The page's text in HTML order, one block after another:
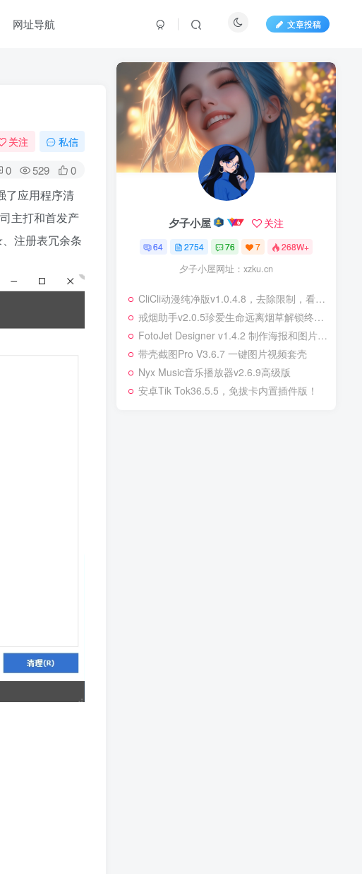
网址导航 文章投稿
关注 私信
0 529 0
了应用程序清
主打和首发产
注册表冗余条
夕子小屋 关注
64 2754 76 7 268W+
夕子小屋网址：xzku.cn
CliCli动漫纯净版v1.0.4.8，去除限制，看漫完全免费
戒烟助手v2.0.5珍爱生命远离烟草解锁终身会员
FotoJet Designer v1.4.2 制作海报和图片多语便携版
带壳截图Pro V3.6.7 一键图片视频套壳
Nyx Music音乐播放器v2.6.9高级版
安卓Tik Tok36.5.5，免拔卡内置插件版！